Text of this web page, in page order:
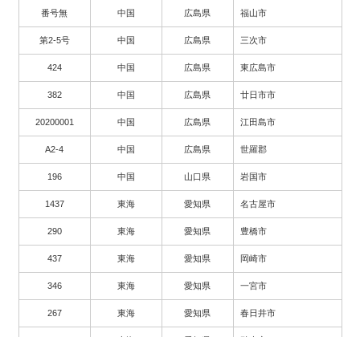
番号無 中国 広島県 福山市
第2-5号 中国 広島県 三次市
424 中国 広島県 東広島市
382 中国 広島県 廿日市市
20200001 中国 広島県 江田島市
A2-4 中国 広島県 世羅郡
196 中国 山口県 岩国市
1437 東海 愛知県 名古屋市
290 東海 愛知県 豊橋市
437 東海 愛知県 岡崎市
346 東海 愛知県 一宮市
267 東海 愛知県 春日井市